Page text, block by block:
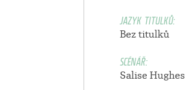
JAZYK TITULKŮ:
Bez titulků
SCÉNÁŘ:
Salise Hughes